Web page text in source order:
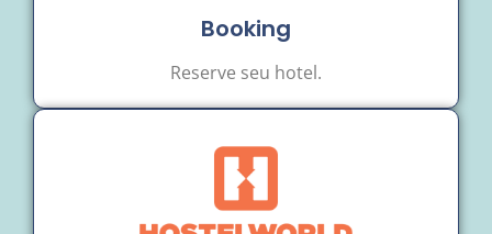
Booking
Reserve seu hotel.